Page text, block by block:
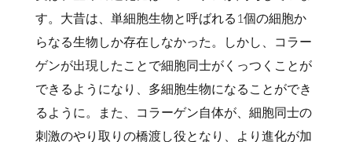
す。大昔は、単細胞生物と呼ばれる1個の細胞か
らなる生物しか存在しなかった。しかし、コラー
ゲンが出現したことで細胞同士がくっつくことが
できるようになり、多細胞生物になることができ
るように。また、コラーゲン自体が、細胞同士の
刺激のやり取りの橋渡し役となり、より進化が加